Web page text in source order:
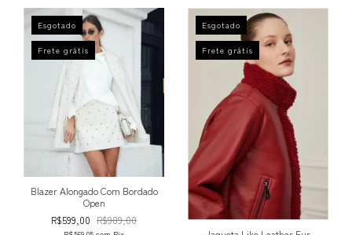
Esgotado
Frete grátis
Blazer Alongado Com Bordado
Open
R$599,00 R$989,00
Esgotado
Frete grátis